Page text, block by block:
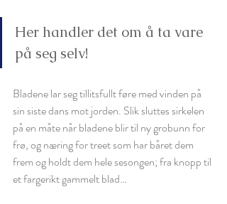
Her handler det om å ta vare
på seg selv!
Bladene lar seg tillitsfullt føre med vinden på
sin siste dans mot jorden. Slik sluttes sirkelen
på en måte når bladene blir til ny grobunn for
frø, og næring for treet som har båret dem
frem og holdt dem hele sesongen; fra knopp til
et fargerikt gammelt blad…